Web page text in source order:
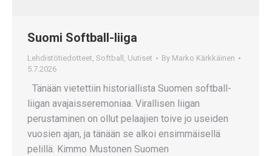
Suomi Softball-liiga
Lehdistötiedotteet, Softball , Uutiset By Marko Kärkkäinen
5.7.2026
Tänään vietettiin historiallista Suomen softball-
liigan avajaisseremoniaa. Virallisen liigan
perustaminen on ollut pelaajien toive jo useiden
vuosien ajan, ja tänään se alkoi ensimmäisellä
pelillä. Kimmo Mustonen Suomen